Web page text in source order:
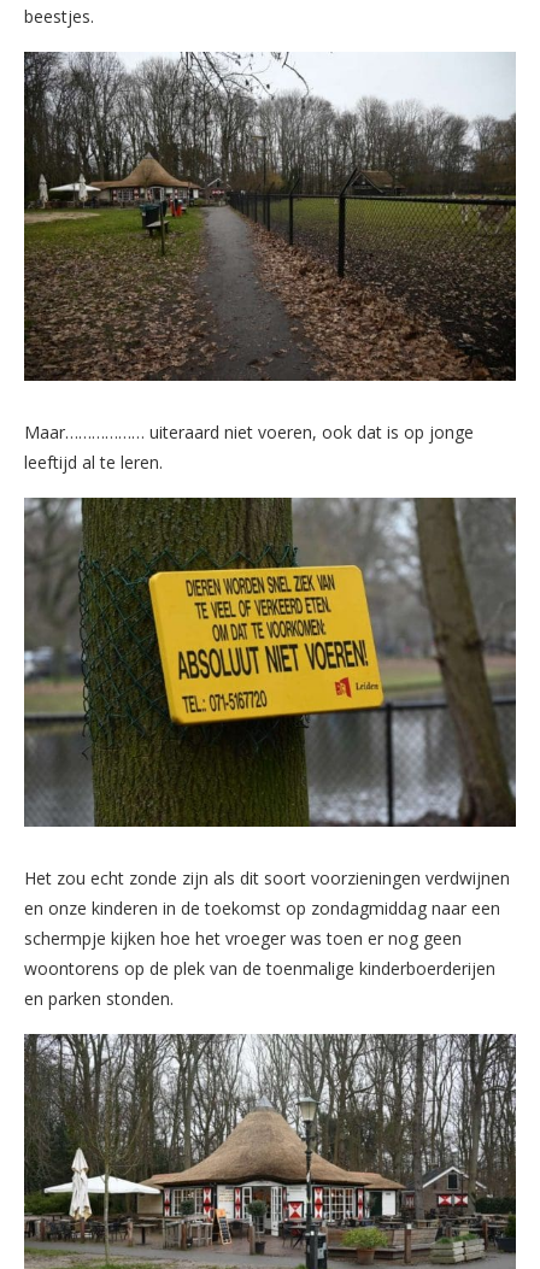
beestjes.
Maar……………… uiteraard niet voeren, ook dat is op jonge
leeftijd al te leren.
Het zou echt zonde zijn als dit soort voorzieningen verdwijnen
en onze kinderen in de toekomst op zondagmiddag naar een
schermpje kijken hoe het vroeger was toen er nog geen
woontorens op de plek van de toenmalige kinderboerderijen
en parken stonden.